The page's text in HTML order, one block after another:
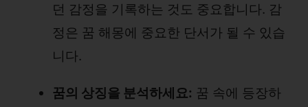
던 감정을 기록하는 것도 중요합니다. 감
정은 꿈 해몽에 중요한 단서가 될 수 있습
니다.
꿈의 상징을 분석하세요: 꿈 속에 등장하